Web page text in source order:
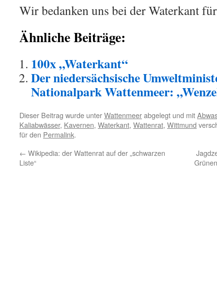
Wir bedanken uns bei der Waterkant
Ähnliche Beiträge:
100x „Waterkant“
Der niedersächsische
Nationalpark Wattenmeer:
Dieser Beitrag wurde unterWattenmeerabgelegt und mit
Kaliabwässer, Kavernen, Waterkant, Wattenrat, Wittmund
für den Permalink.
← Wikipedia: der Wattenrat auf der „schwarzen
Liste“